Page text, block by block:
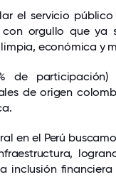
el servicio
orgullo que ya
económica y
de
de origen
en el Perú
inclusión